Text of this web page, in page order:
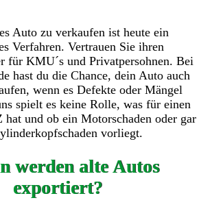
Auto zu verkaufen ist heute ein
Verfahren. Vertrauen Sie ihren
für KMU´s und Privatpersohnen. Bei
hast du die Chance, dein Auto auch
wenn es Defekte oder Mängel
spielt es keine Rolle, was für einen
und ob ein Motorschaden oder gar
vorliegt.
werden alte Autos
exportiert?